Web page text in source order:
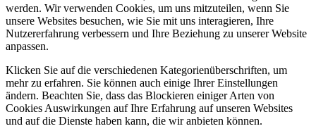
werden. Wir verwenden Cookies, um uns mitzuteilen, wenn Sie
unsere Websites besuchen, wie Sie mit uns interagieren, Ihre
Nutzererfahrung verbessern und Ihre Beziehung zu unserer Website
anpassen.
Klicken Sie auf die verschiedenen Kategorienüberschriften, um
mehr zu erfahren. Sie können auch einige Ihrer Einstellungen
ändern. Beachten Sie, dass das Blockieren einiger Arten von
Cookies Auswirkungen auf Ihre Erfahrung auf unseren Websites
und auf die Dienste haben kann, die wir anbieten können.